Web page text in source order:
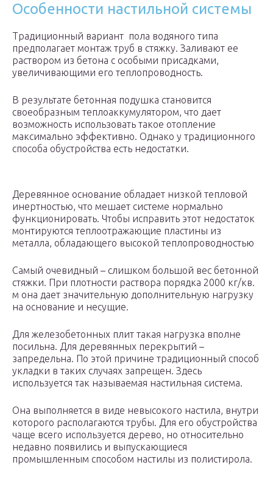
Особенности настильной системы
Традиционный вариант пола водяного типа
предполагает монтаж труб в стяжку. Заливают ее
раствором из бетона с особыми присадками,
увеличивающими его теплопроводность.
В результате бетонная подушка становится
своеобразным теплоаккумулятором, что дает
возможность использовать такое отопление
максимально эффективно. Однако у традиционного
способа обустройства есть недостатки.
Деревянное основание обладает низкой тепловой
инертностью, что мешает системе нормально
функционировать. Чтобы исправить этот недостаток
монтируются теплоотражающие пластины из
металла, обладающего высокой теплопроводностью
Самый очевидный – слишком большой вес бетонной
стяжки. При плотности раствора порядка 2000 кг/кв.
м она дает значительную дополнительную нагрузку
на основание и несущие.
Для железобетонных плит такая нагрузка вполне
посильна. Для деревянных перекрытий –
запредельна. По этой причине традиционный способ
укладки в таких случаях запрещен. Здесь
используется так называемая настильная система.
Она выполняется в виде невысокого настила, внутри
которого располагаются трубы. Для его обустройства
чаще всего используется дерево, но относительно
недавно появились и выпускающиеся
промышленным способом настилы из полистирола.